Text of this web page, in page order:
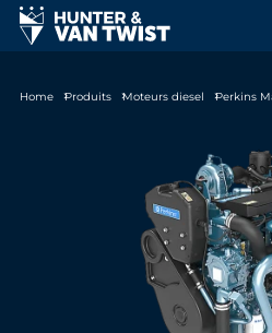
Home Produits Moteurs diesel Perkins